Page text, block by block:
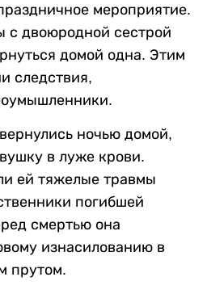
мероприятие.
с двоюродной сестрой
домой одна. Этим
следствия,
ночью домой,
в луже крови.
ей тяжелые травмы
погибшей
смертью она
изнасилованию в
прутом.